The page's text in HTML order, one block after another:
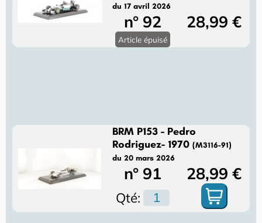
du 17 avril 2026
n° 92 28,99 €
Article épuisé
BRM P153 - Pedro
Rodriguez- 1970(M3116-91)
du 20 mars 2026
n° 91 28,99 €
Qté: